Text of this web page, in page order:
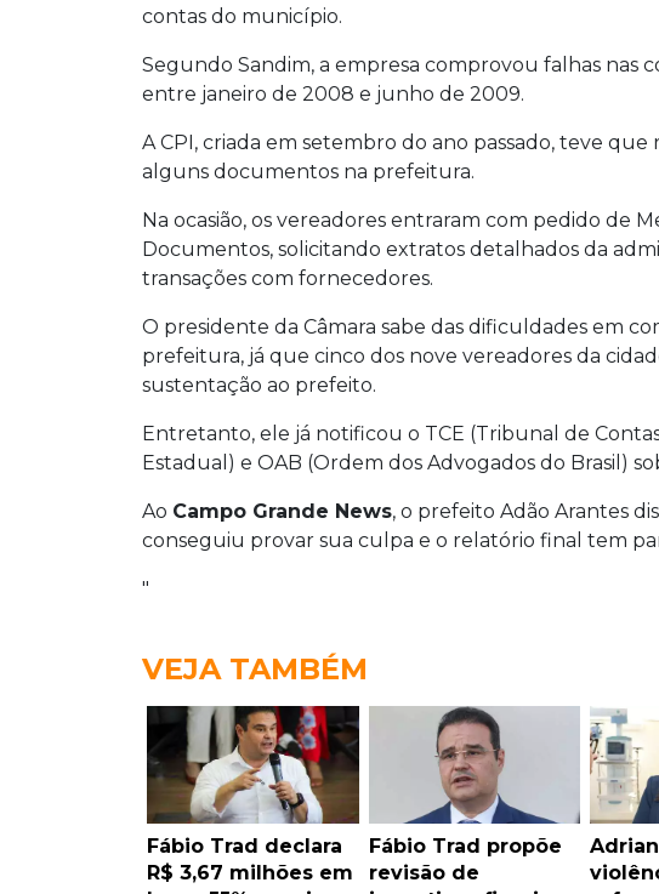
contas do município.
Segundo Sandim, a empresa comprovou falhas nas
entre janeiro de 2008 e junho de 2009.
A CPI, criada em setembro do ano passado, teve
alguns documentos na prefeitura.
Na ocasião, os vereadores entraram com pedido de
Documentos, solicitando extratos detalhados da
transações com fornecedores.
O presidente da Câmara sabe das dificuldades em
prefeitura, já que cinco dos nove vereadores da
sustentação ao prefeito.
Entretanto, ele já notificou o TCE (Tribunal de
Estadual) e OAB (Ordem dos Advogados do Brasil)
Ao Campo Grande News, o prefeito Adão Arantes
conseguiu provar sua culpa e o relatório final tem
"
VEJA TAMBÉM
Fábio Trad declara
R$ 3,67 milhões em
Fábio Trad propõe
revisão de